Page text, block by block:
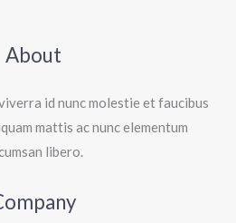
About
id nunc molestie et faucibus
mattis ac nunc elementum
libero.